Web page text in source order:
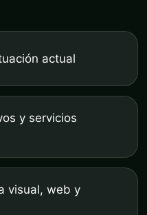
actual
y servicios
visual, web y